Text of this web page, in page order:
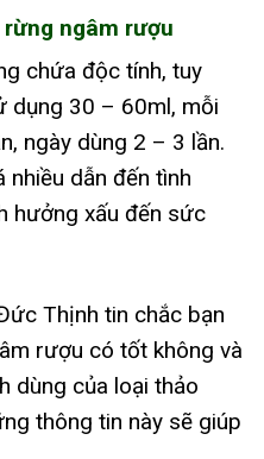
ngâm rượu
chứa độc tính, tuy
dụng 30 – 60ml, mỗi
ngày dùng 2 – 3 lần.
nhiều dẫn đến tình
hưởng xấu đến sức
Thịnh tin chắc bạn
rượu có tốt không và
dùng của loại thảo
thông tin này sẽ giúp